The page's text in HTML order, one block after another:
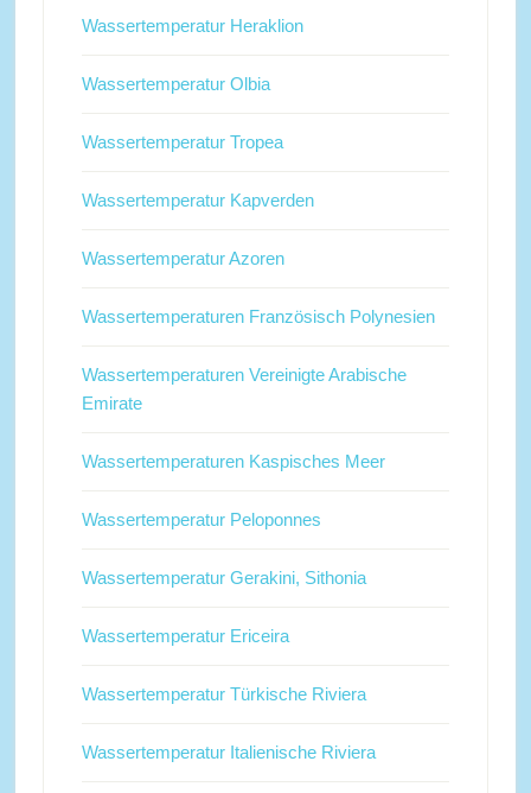
Wassertemperatur Heraklion
Wassertemperatur Olbia
Wassertemperatur Tropea
Wassertemperatur Kapverden
Wassertemperatur Azoren
Wassertemperaturen Französisch Polynesien
Wassertemperaturen Vereinigte Arabische
Emirate
Wassertemperaturen Kaspisches Meer
Wassertemperatur Peloponnes
Wassertemperatur Gerakini, Sithonia
Wassertemperatur Ericeira
Wassertemperatur Türkische Riviera
Wassertemperatur Italienische Riviera